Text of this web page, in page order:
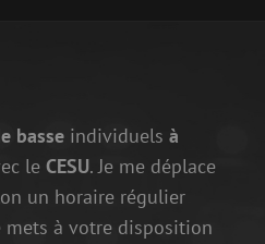
basse individuels à
le CESU. Je me déplace
un horaire régulier
mets à votre disposition